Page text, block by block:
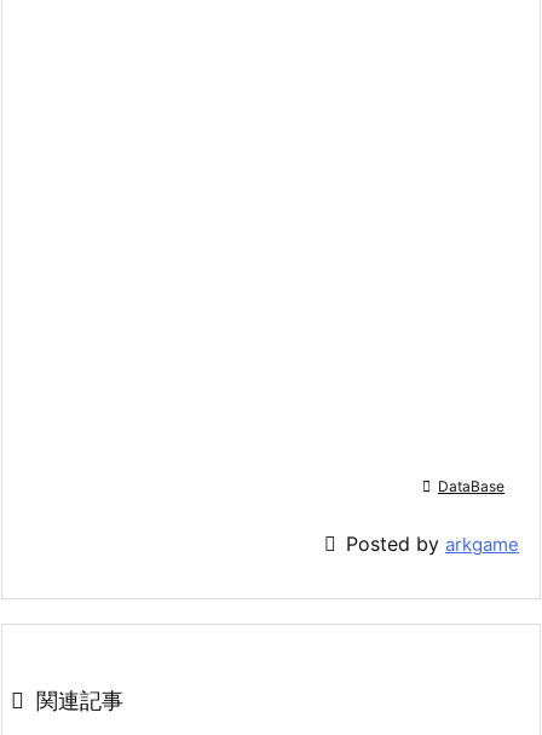
 DataBase
 Posted by arkgame
 関連記事